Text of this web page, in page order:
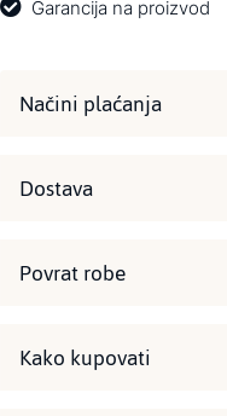
Garancija na proizvod
Načini plaćanja
Dostava
Povrat robe
Kako kupovati